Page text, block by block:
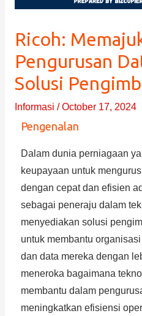
Ricoh:
Pengurusan
Solusi
Informasi /October 17, 2024
Pengenalan
Dalam dunia perniagaan
keupayaan untuk
dengan cepat dan efisien
sebagai peneraju dalam
menyediakan solusi
untuk membantu
dan data mereka dengan
meneroka bagaimana
membantu dalam
meningkatkan efisiensi